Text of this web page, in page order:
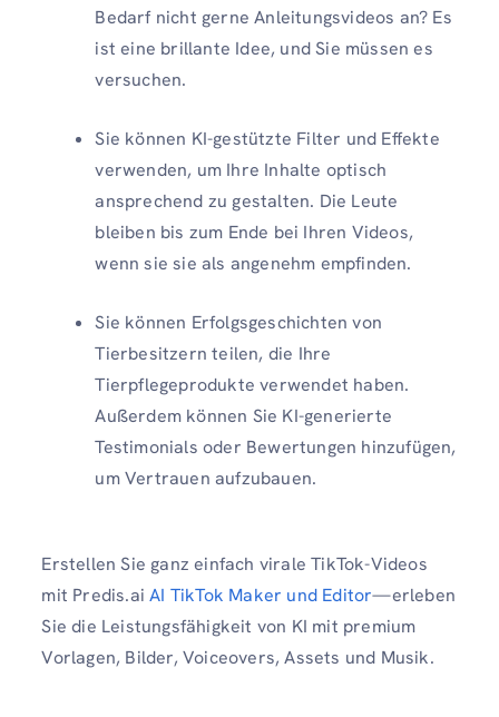
Bedarf nicht gerne Anleitungsvideos an? Es
ist eine brillante Idee, und Sie müssen es
versuchen.
Sie können KI-gestützte Filter und Effekte
verwenden, um Ihre Inhalte optisch
ansprechend zu gestalten. Die Leute
bleiben bis zum Ende bei Ihren Videos,
wenn sie sie als angenehm empfinden.
Sie können Erfolgsgeschichten von
Tierbesitzern teilen, die Ihre
Tierpflegeprodukte verwendet haben.
Außerdem können Sie KI-generierte
Testimonials oder Bewertungen hinzufügen,
um Vertrauen aufzubauen.
Erstellen Sie ganz einfach virale TikTok-Videos
mit Predis.aiAI TikTok Maker und Editor—erleben
Sie die Leistungsfähigkeit von KI mit premium
Vorlagen, Bilder, Voiceovers, Assets und Musik.